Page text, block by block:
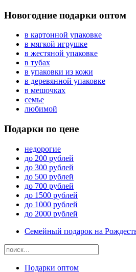
Новогодние подарки оптом
в картонной упаковке
в мягкой игрушке
в жестяной упаковке
в тубах
в упаковки из кожи
в деревянной упаковке
в мешочках
семье
любимой
Подарки по цене
недорогие
до 200 рублей
до 300 рублей
до 500 рублей
до 700 рублей
до 1500 рублей
до 1000 рублей
до 2000 рублей
Семейный подарок на
Подарки оптом